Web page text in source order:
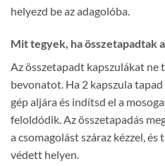
helyezd be az adagolóba.
Mit tegyek, ha összetapadtak
Az összetapadt kapszulákat ne
bevonatot. Ha 2 kapszula
gép aljára és indítsd el a
feloldódik. Az összetapadás
a csomagolást száraz kézzel,
védett helyen.